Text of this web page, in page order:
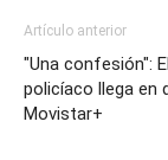
Artículo anterior
"Una confesión":
policíaco llega en
Movistar+